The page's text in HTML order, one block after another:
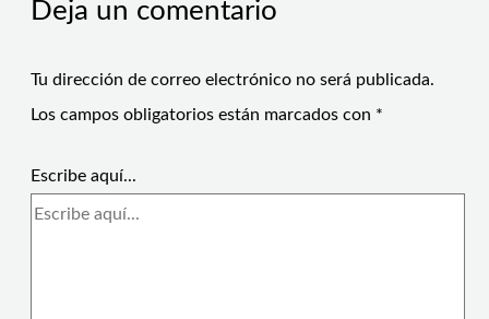
Deja un comentario
Tu dirección de correo electrónico no será publicada.
Los campos obligatorios están marcados con *
Escribe aquí...